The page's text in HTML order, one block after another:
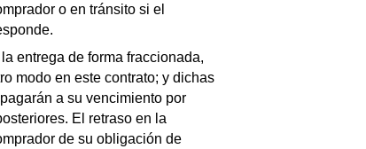
o en tránsito si el
entrega de forma fraccionada,
modo en este contrato; y dichas
a su vencimiento por
El retraso en la
de su obligación de